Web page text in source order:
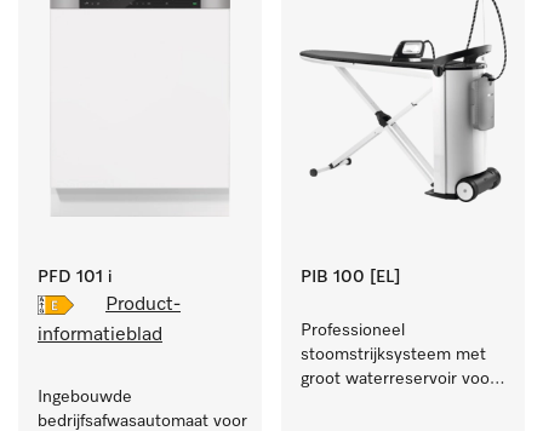
PFD 101 i
Product-
informatieblad
Ingebouwde
bedrijfsafwasautomaat voor
PIB 100 [EL]
Professioneel
stoomstrijksysteem met
groot waterreservoir voor